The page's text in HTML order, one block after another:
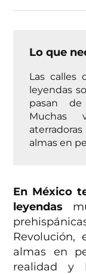
Lo que
Las calles
leyendas
pasan de
Muchas
almas en
En México
leyendas
Revolución,
almas en
realidad y